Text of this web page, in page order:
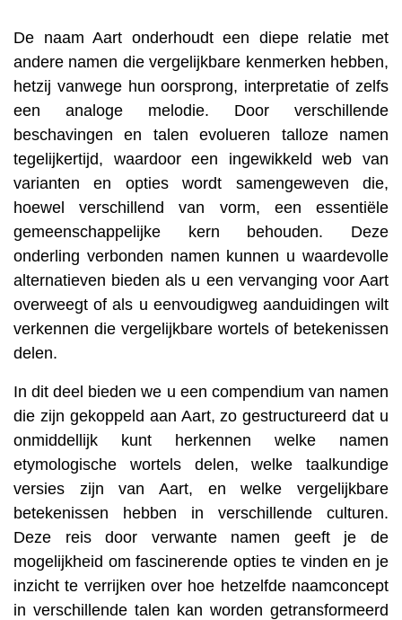
De naam Aart onderhoudt een diepe relatie met
andere namen die vergelijkbare kenmerken hebben,
hetzij vanwege hun oorsprong, interpretatie of zelfs
een analoge melodie. Door verschillende
beschavingen en talen evolueren talloze namen
tegelijkertijd, waardoor een ingewikkeld web van
varianten en opties wordt samengeweven die,
hoewel verschillend van vorm, een essentiële
gemeenschappelijke kern behouden. Deze
onderling verbonden namen kunnen u waardevolle
alternatieven bieden als u een vervanging voor Aart
overweegt of als u eenvoudigweg aanduidingen wilt
verkennen die vergelijkbare wortels of betekenissen
delen.
In dit deel bieden we u een compendium van namen
die zijn gekoppeld aan Aart, zo gestructureerd dat u
onmiddellijk kunt herkennen welke namen
etymologische wortels delen, welke taalkundige
versies zijn van Aart, en welke vergelijkbare
betekenissen hebben in verschillende culturen.
Deze reis door verwante namen geeft je de
mogelijkheid om fascinerende opties te vinden en je
inzicht te verrijken over hoe hetzelfde naamconcept
in verschillende talen kan worden getransformeerd